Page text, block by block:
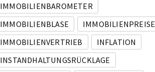
IMMOBILIENBAROMETER
IMMOBILIENBLASE
IMMOBILIENPREISE
IMMOBILIENVERTRIEB
INFLATION
INSTANDHALTUNGSRÜCKLAGE